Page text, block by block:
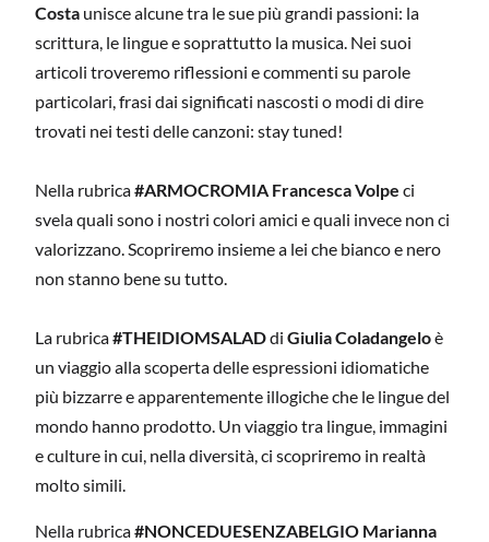
Costa unisce alcune tra le sue più grandi passioni: la
scrittura, le lingue e soprattutto la musica. Nei suoi
articoli troveremo riflessioni e commenti su parole
particolari, frasi dai significati nascosti o modi di dire
trovati nei testi delle canzoni: stay tuned!
Nella rubrica#ARMOCROMIA Francesca Volpe ci
svela quali sono i nostri colori amici e quali invece non ci
valorizzano. Scopriremo insieme a lei che bianco e nero
non stanno bene su tutto.
La rubrica#THEIDIOMSALADdi Giulia Coladangeloè
un viaggio alla scoperta delle espressioni idiomatiche
più bizzarre e apparentemente illogiche che le lingue del
mondo hanno prodotto. Un viaggio tra lingue, immagini
e culture in cui, nella diversità, ci scopriremo in realtà
molto simili.
Nella rubrica#NONCEDUESENZABELGIO Marianna